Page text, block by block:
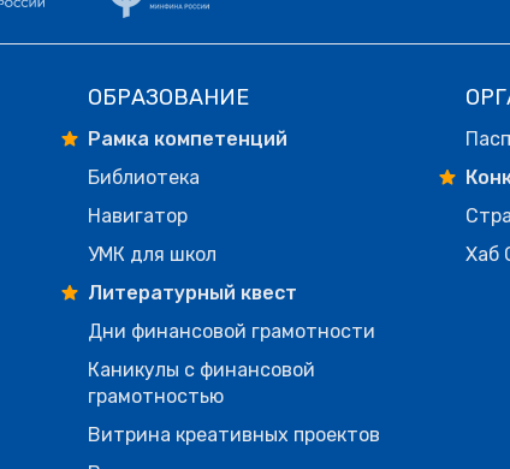
ОБРАЗОВАНИЕ
Рамка компетенций
Библиотека
Навигатор
УМК для школ
Литературный квест
Дни финансовой грамотности
Каникулы с финансовой
грамотностью
Витрина креативных проектов
Хаб